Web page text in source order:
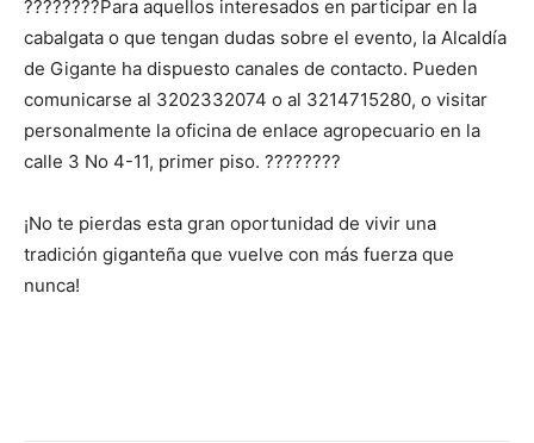
????????Para aquellos interesados en participar en la
cabalgata o que tengan dudas sobre el evento, la Alcaldía
de Gigante ha dispuesto canales de contacto. Pueden
comunicarse al 3202332074 o al 3214715280, o visitar
personalmente la oficina de enlace agropecuario en la
calle 3 No 4-11, primer piso. ????????️
¡No te pierdas esta gran oportunidad de vivir una
tradición giganteña que vuelve con más fuerza que
nunca!